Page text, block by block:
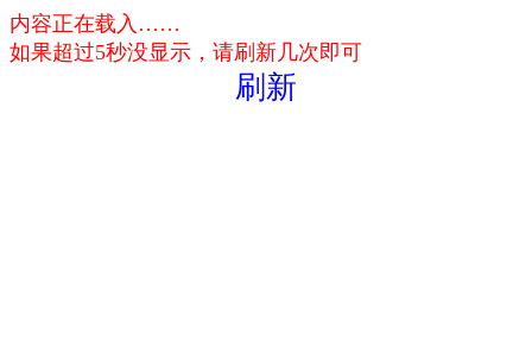
内容正在载入……
如果超过5秒没显示，请刷新几次即可
刷新